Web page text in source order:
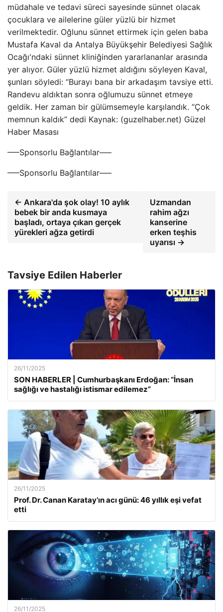
müdahale ve tedavi süreci sayesinde sünnet olacak
çocuklara ve ailelerine güler yüzlü bir hizmet
verilmektedir. Oğlunu sünnet ettirmek için gelen baba
Mustafa Kaval da Antalya Büyükşehir Belediyesi Sağlık
Ocağı'ndaki sünnet kliniğinden yararlananlar arasında
yer alıyor. Güler yüzlü hizmet aldığını söyleyen Kaval,
şunları söyledi: “Burayı bana bir arkadaşım tavsiye etti.
Randevu aldıktan sonra oğlumuzu sünnet etmeye
geldik. Her zaman bir gülümsemeyle karşılandık. “Çok
memnun kaldık” dedi Kaynak: (guzelhaber.net) Güzel
Haber Masası
—–Sponsorlu Bağlantılar—–
—–Sponsorlu Bağlantılar—–
← Ankara'da şok olay! 10 aylık
bebek bir anda kusmaya
başladı, ortaya çıkan gerçek
yürekleri ağza getirdi
Uzmandan
rahim ağzı
kanserine
erken teşhis
uyarısı →
Tavsiye Edilen Haberler
26/11/2025
SON HABERLER | Cumhurbaşkanı Erdoğan: “İnsan
sağlığı ve hastalığı istismar edilemez”
26/11/2025
Prof. Dr. Canan Karatay’ın acı günü: 46 yıllık eşi vefat
etti
26/11/2025